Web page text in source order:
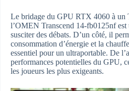
Le bridage du GPU RTX 4060 à un
l’OMEN Transcend 14-fb0125nf
susciter des débats. D’un côté, il
consommation d’énergie et la
essentiel pour un ultraportable. De
performances potentielles du GPU,
les joueurs les plus exigeants.